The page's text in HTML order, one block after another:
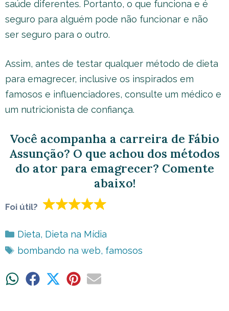
saúde diferentes. Portanto, o que funciona e é
seguro para alguém pode não funcionar e não
ser seguro para o outro.
Assim, antes de testar qualquer método de dieta
para emagrecer, inclusive os inspirados em
famosos e influenciadores, consulte um médico e
um nutricionista de confiança.
Você acompanha a carreira de Fábio
Assunção? O que achou dos métodos
do ator para emagrecer? Comente
abaixo!
Foi útil?
Categorias
Dieta, Dieta na Mídia
Tags
bombando na web, famosos
ShareShare ShareShareShare